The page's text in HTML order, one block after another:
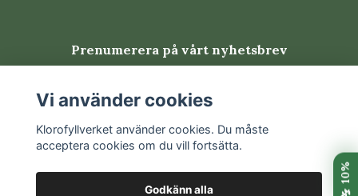
'Skeleton'
Är Fittonia lättskött?
Den är lättare att lyckas med i jämn värme och hög
luftfuktighet. Den största utmaningen är att hålla
jorden jämnt lätt fuktig utan att den blir blöt.
Prenumerera på vårt nyhetsbrev
Vi använder cookies
Klorofyllverket använder cookies. Du måste
acceptera cookies om du vill fortsätta.
Godkänn alla